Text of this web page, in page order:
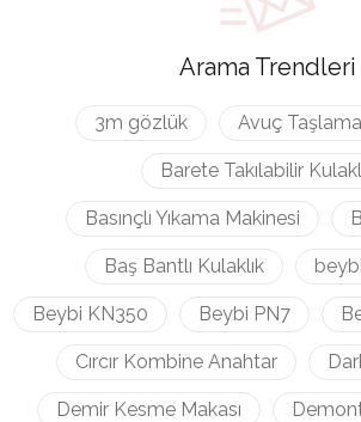
Arama Trendleri
3m gözlük Avuç
Barete Takılabilir
Basınçlı Yıkama Makinesi
Baş Bantlı Kulaklık
Beybi KN350 Beybi PN7
Cırcır Kombine Anahtar
Demir Kesme Makası